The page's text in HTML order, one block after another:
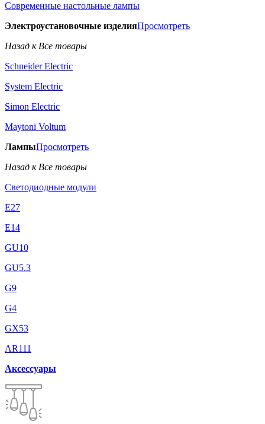
Современные настольные лампы
Электроустановочные изделияПросмотреть
Назад к Все товары
Schneider Electric
System Electric
Simon Electric
Maytoni Voltum
ЛампыПросмотреть
Назад к Все товары
Светодиодные модули
E27
E14
GU10
GU5.3
G9
G4
GX53
AR111
Аксессуары